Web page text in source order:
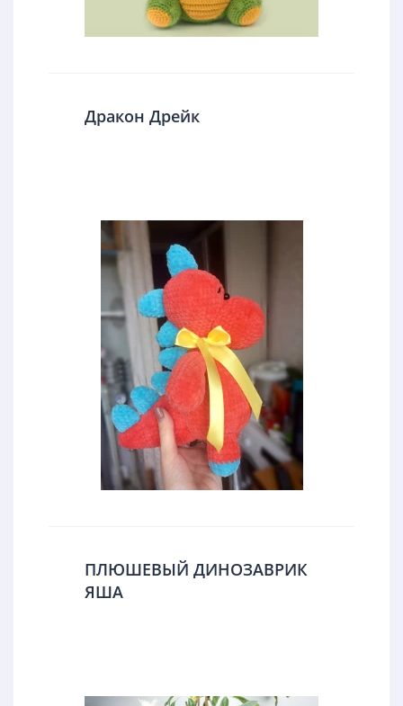
Дракон Дрейк
ПЛЮШЕВЫЙ ДИНОЗАВРИК
ЯША